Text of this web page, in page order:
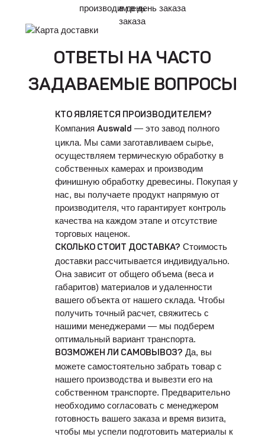
производим в день заказа
ОТВЕТЫ НА ЧАСТО
ЗАДАВАЕМЫЕ ВОПРОСЫ
КТО ЯВЛЯЕТСЯ ПРОИЗВОДИТЕЛЕМ?
Компания Auswald — это завод полного
цикла. Мы сами заготавливаем сырье,
осуществляем термическую обработку в
собственных камерах и производим
финишную обработку древесины. Покупая у
нас, вы получаете продукт напрямую от
производителя, что гарантирует контроль
качества на каждом этапе и отсутствие
торговых наценок.
СКОЛЬКО СТОИТ ДОСТАВКА? Стоимость
доставки рассчитывается индивидуально.
Она зависит от общего объема (веса и
габаритов) материалов и удаленности
вашего объекта от нашего склада. Чтобы
получить точный расчет, свяжитесь с
нашими менеджерами — мы подберем
оптимальный вариант транспорта.
ВОЗМОЖЕН ЛИ САМОВЫВОЗ? Да, вы
можете самостоятельно забрать товар с
нашего производства и вывезти его на
собственном транспорте. Предварительно
необходимо согласовать с менеджером
готовность вашего заказа и время визита,
чтобы мы успели подготовить материалы к